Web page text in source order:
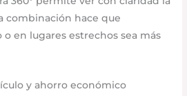
combinación hace que
en lugares estrechos sea más
y ahorro económico